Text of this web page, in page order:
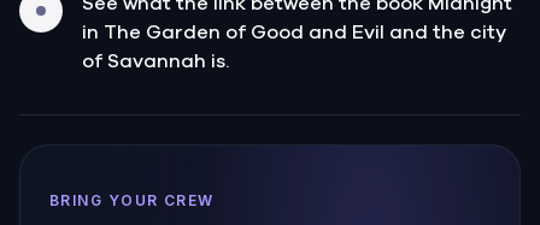
in The Garden of Good and Evil and the city
of Savannah is.
BRING YOUR CREW